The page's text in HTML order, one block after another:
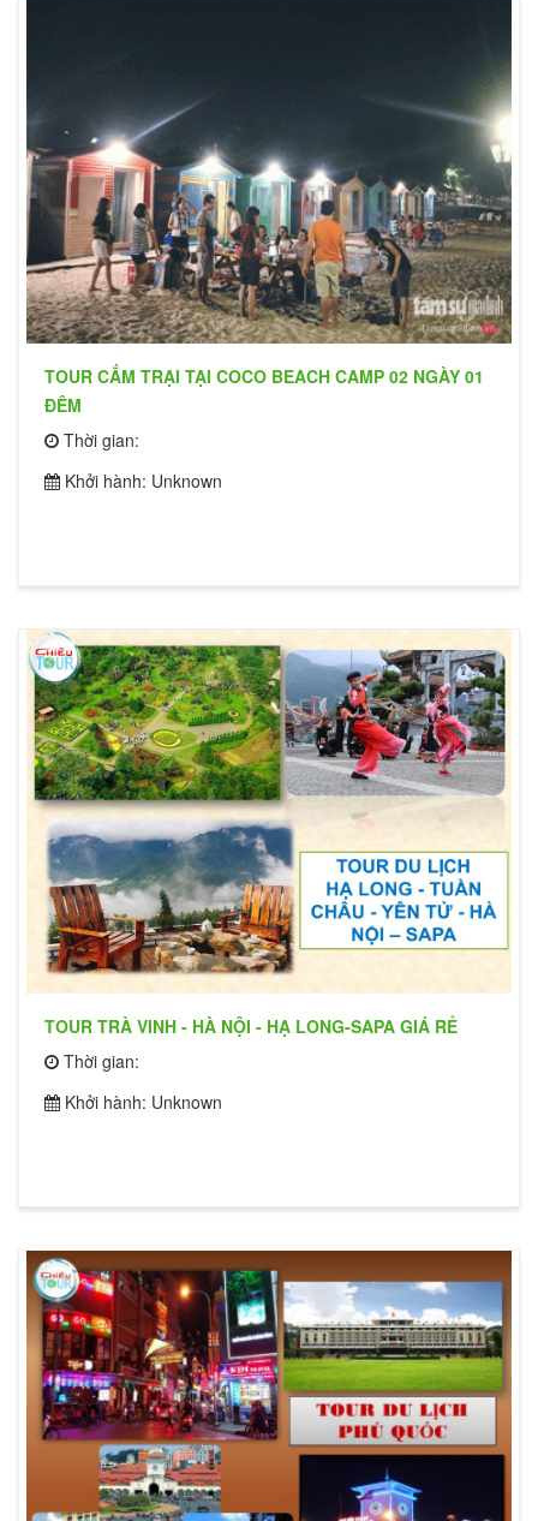
TOUR CẮM TRẠI TẠI COCO BEACH CAMP 02 NGÀY 01
ĐÊM
Thời gian:
Khởi hành: Unknown
TOUR TRÀ VINH - HÀ NỘI - HẠ LONG-SAPA GIÁ RẺ
Thời gian:
Khởi hành: Unknown